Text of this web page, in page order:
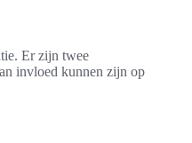
Er zijn twee
invloed kunnen zijn op